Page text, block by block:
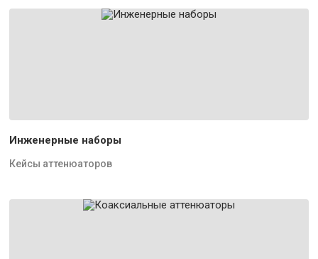
Инженерные наборы
Кейсы аттенюаторов